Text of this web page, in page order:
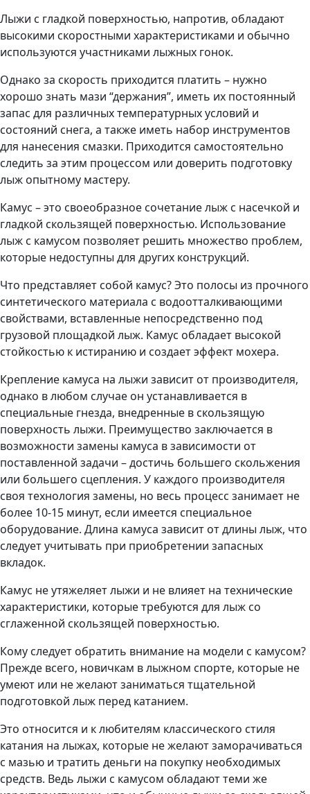
Лыжи с гладкой поверхностью, напротив, обладают
высокими скоростными характеристиками и обычно
используются участниками лыжных гонок.
Однако за скорость приходится платить – нужно
хорошо знать мази “держания”, иметь их постоянный
запас для различных температурных условий и
состояний снега, а также иметь набор инструментов
для нанесения смазки. Приходится самостоятельно
следить за этим процессом или доверить подготовку
лыж опытному мастеру.
Камус – это своеобразное сочетание лыж с насечкой и
гладкой скользящей поверхностью. Использование
лыж с камусом позволяет решить множество проблем,
которые недоступны для других конструкций.
Что представляет собой камус? Это полосы из прочного
синтетического материала с водоотталкивающими
свойствами, вставленные непосредственно под
грузовой площадкой лыж. Камус обладает высокой
стойкостью к истиранию и создает эффект мохера.
Крепление камуса на лыжи зависит от производителя,
однако в любом случае он устанавливается в
специальные гнезда, внедренные в скользящую
поверхность лыжи. Преимущество заключается в
возможности замены камуса в зависимости от
поставленной задачи – достичь большего скольжения
или большего сцепления. У каждого производителя
своя технология замены, но весь процесс занимает не
более 10-15 минут, если имеется специальное
оборудование. Длина камуса зависит от длины лыж, что
следует учитывать при приобретении запасных
вкладок.
Камус не утяжеляет лыжи и не влияет на технические
характеристики, которые требуются для лыж со
сглаженной скользящей поверхностью.
Кому следует обратить внимание на модели с камусом?
Прежде всего, новичкам в лыжном спорте, которые не
умеют или не желают заниматься тщательной
подготовкой лыж перед катанием.
Это относится и к любителям классического стиля
катания на лыжах, которые не желают заморачиваться
с мазью и тратить деньги на покупку необходимых
средств. Ведь лыжи с камусом обладают теми же